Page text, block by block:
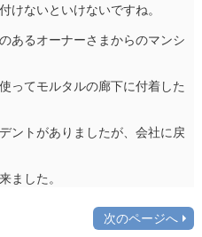
けないといけないですね。
あるオーナーさまからのマンシ
ってモルタルの廊下に付着した
ントがありましたが、会社に戻
ました。
次のページへ